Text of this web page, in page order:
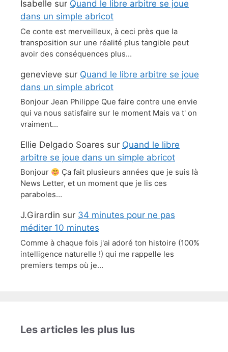
Isabelle sur Quand le libre arbitre se joue
dans un simple abricot
Ce conte est merveilleux, à ceci près que la
transposition sur une réalité plus tangible peut
avoir des conséquences plus…
genevieve sur Quand le libre arbitre se joue
dans un simple abricot
Bonjour Jean Philippe Que faire contre une envie
qui va nous satisfaire sur le moment Mais va t' on
vraiment…
Ellie Delgado Soares sur Quand le libre
arbitre se joue dans un simple abricot
Bonjour
Ça fait plusieurs années que je suis là
News Letter, et un moment que je lis ces
paraboles…
J.Girardin sur 34 minutes pour ne pas
méditer 10 minutes
Comme à chaque fois j'ai adoré ton histoire (100%
intelligence naturelle !) qui me rappelle les
premiers temps où je…
Les articles les plus lus